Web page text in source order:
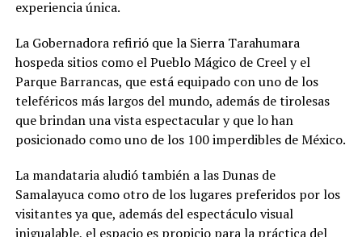
experiencia única.
La Gobernadora refirió que la Sierra Tarahumara
hospeda sitios como el Pueblo Mágico de Creel y el
Parque Barrancas, que está equipado con uno de los
teleféricos más largos del mundo, además de tirolesas
que brindan una vista espectacular y que lo han
posicionado como uno de los 100 imperdibles de México.
La mandataria aludió también a las Dunas de
Samalayuca como otro de los lugares preferidos por los
visitantes ya que, además del espectáculo visual
inigualable, el espacio es propicio para la práctica del